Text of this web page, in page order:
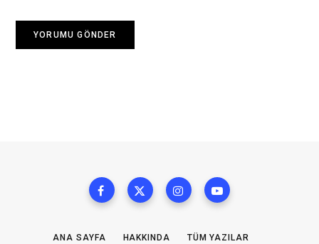
ANA SAYFA HAKKINDA TÜM YAZILAR